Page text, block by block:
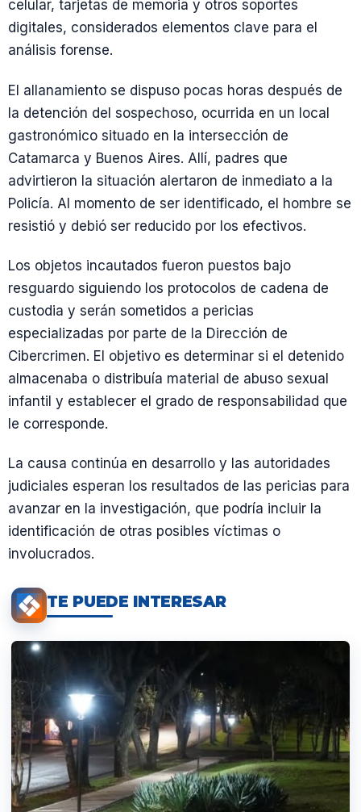
celular, tarjetas de memoria y otros soportes
digitales, considerados elementos clave para el
análisis forense.
El allanamiento se dispuso pocas horas después de
la detención del sospechoso, ocurrida en un local
gastronómico situado en la intersección de
Catamarca y Buenos Aires. Allí, padres que
advirtieron la situación alertaron de inmediato a la
Policía. Al momento de ser identificado, el hombre se
resistió y debió ser reducido por los efectivos.
Los objetos incautados fueron puestos bajo
resguardo siguiendo los protocolos de cadena de
custodia y serán sometidos a pericias
especializadas por parte de la Dirección de
Cibercrimen. El objetivo es determinar si el detenido
almacenaba o distribuía material de abuso sexual
infantil y establecer el grado de responsabilidad que
le corresponde.
La causa continúa en desarrollo y las autoridades
judiciales esperan los resultados de las pericias para
avanzar en la investigación, que podría incluir la
identificación de otras posibles víctimas o
involucrados.
TE PUEDE INTERESAR